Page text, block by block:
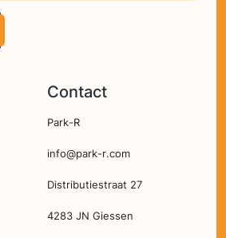
Contact
Park-R
info@park-r.com
Distributiestraat 27
4283 JN Giessen